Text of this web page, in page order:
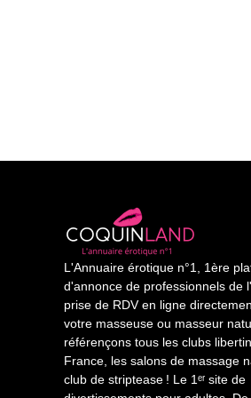
L'Annuaire érotique n°1, 1ère
d'annonce de professionnels de
prise de RDV en ligne
votre masseuse ou masseur
référençons tous les clubs
France, les salons de massage
club de striptease ! Le 1ᵉʳ site de